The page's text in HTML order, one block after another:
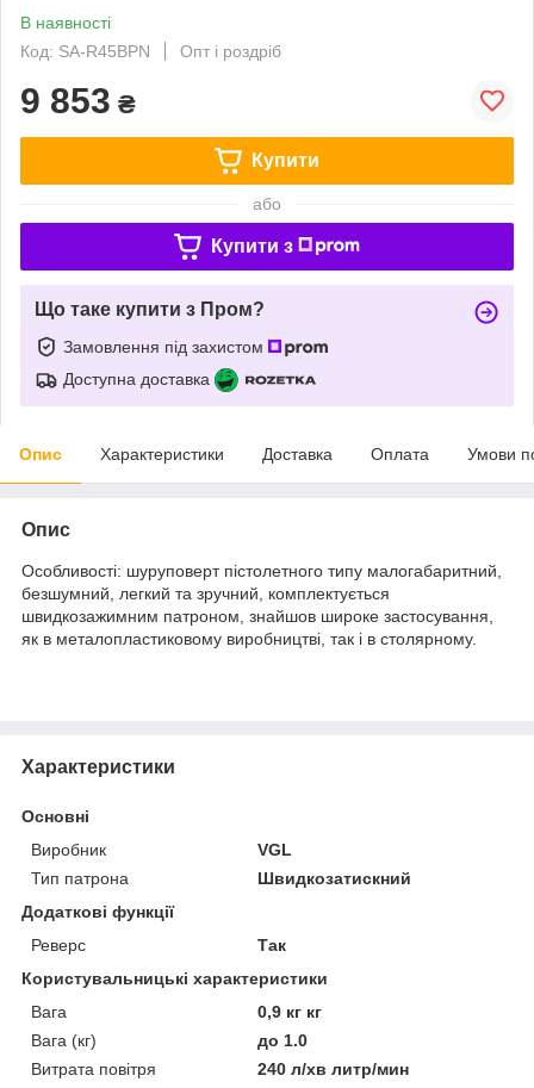
В наявності
Код: SA-R45BPN
Опт і роздріб
9 853 ₴
Купити
або
Купити з
Що таке купити з Пром?
Замовлення під захистом
Доступна доставка
Опис Характеристики Доставка Оплата Умови
Опис
Особливості: шуруповерт пістолетного типу малогабаритний,
безшумний, легкий та зручний, комплектується
швидкозажимним патроном, знайшов широке застосування,
як в металопластиковому виробництві, так і в столярному.
Характеристики
Основні
Виробник
VGL
Тип патрона
Швидкозатискний
Додаткові функції
Реверс
Так
Користувальницькі характеристики
Вага
0,9 кг кг
Вага (кг)
до 1.0
Витрата повітря
240 л/хв литр/мин